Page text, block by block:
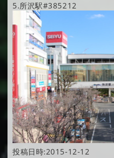
5.所沢駅#385212
投稿日時:2015-12-12